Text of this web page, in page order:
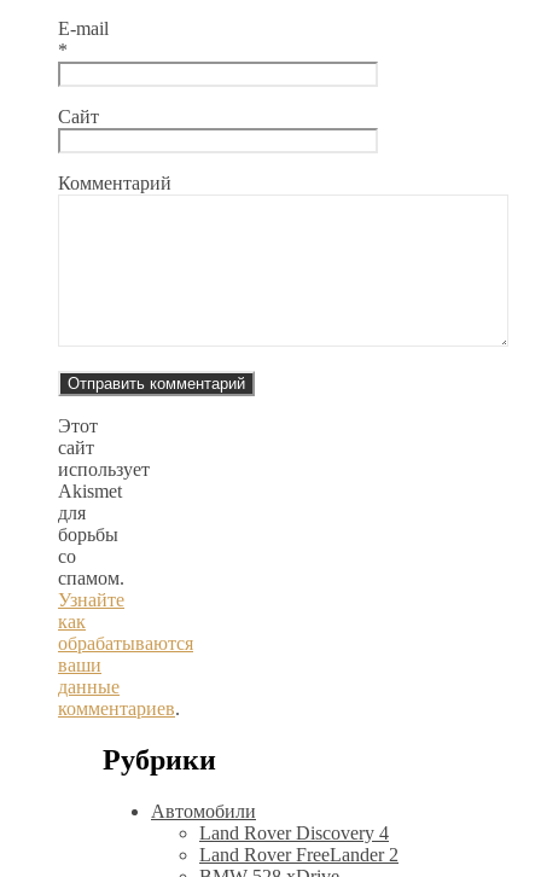
E-mail
*
Сайт
Комментарий
Этот
сайт
использует
Akismet
для
борьбы
со
спамом.
Узнайте
как
обрабатываются
ваши
данные
комментариев.
Рубрики
Автомобили
Land Rover Discovery 4
Land Rover FreeLander 2